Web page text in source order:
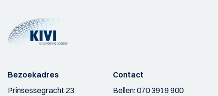
Bezoekadres
Prinsessegracht 23
Contact
Bellen:070 3919 900